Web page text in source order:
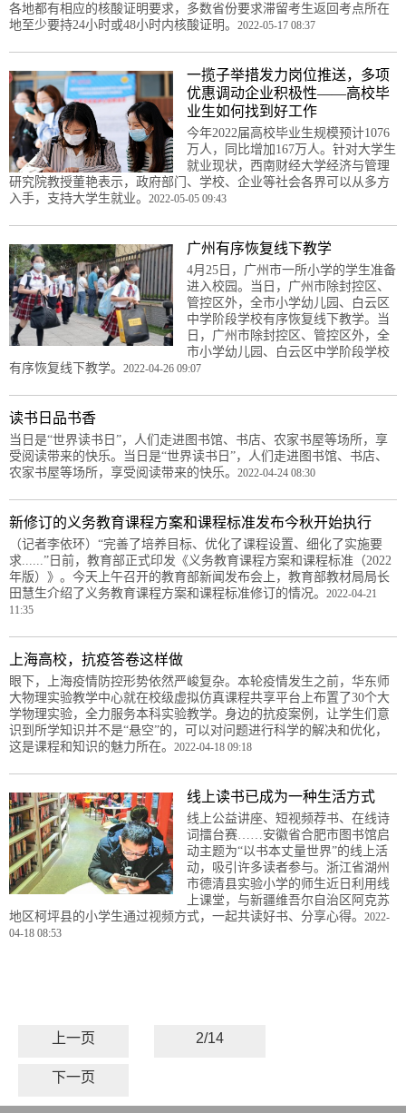
各地都有相应的核酸证明要求，多数省份要求滞留考生返回考点所在
地至少要持24小时或48小时内核酸证明。 2022-05-17 08:37
一揽子举措发力岗位推送，多项
优惠调动企业积极性——高校毕
业生如何找到好工作
今年2022届高校毕业生规模预计1076
万人，同比增加167万人。针对大学生
就业现状，西南财经大学经济与管理
研究院教授董艳表示，政府部门、学校、企业等社会各界可以从多方
入手，支持大学生就业。 2022-05-05 09:43
广州有序恢复线下教学
4月25日，广州市一所小学的学生准备
进入校园。当日，广州市除封控区、
管控区外，全市小学幼儿园、白云区
中学阶段学校有序恢复线下教学。当
日，广州市除封控区、管控区外，全
市小学幼儿园、白云区中学阶段学校
有序恢复线下教学。 2022-04-26 09:07
读书日品书香
当日是“世界读书日”，人们走进图书馆、书店、农家书屋等场所，享
受阅读带来的快乐。当日是“世界读书日”，人们走进图书馆、书店、
农家书屋等场所，享受阅读带来的快乐。 2022-04-24 08:30
新修订的义务教育课程方案和课程标准发布今秋开始执行
（记者李依环）“完善了培养目标、优化了课程设置、细化了实施要
求......”日前，教育部正式印发《义务教育课程方案和课程标准（2022
年版）》。今天上午召开的教育部新闻发布会上，教育部教材局局长
田慧生介绍了义务教育课程方案和课程标准修订的情况。 2022-04-21
11:35
上海高校，抗疫答卷这样做
眼下，上海疫情防控形势依然严峻复杂。本轮疫情发生之前，华东师
大物理实验教学中心就在校级虚拟仿真课程共享平台上布置了30个大
学物理实验，全力服务本科实验教学。身边的抗疫案例，让学生们意
识到所学知识并不是“悬空”的，可以对问题进行科学的解决和优化，
这是课程和知识的魅力所在。 2022-04-18 09:18
线上读书已成为一种生活方式
线上公益讲座、短视频荐书、在线诗
词擂台赛……安徽省合肥市图书馆启
动主题为“以书本丈量世界”的线上活
动，吸引许多读者参与。浙江省湖州
市德清县实验小学的师生近日利用线
上课堂，与新疆维吾尔自治区阿克苏
地区柯坪县的小学生通过视频方式，一起共读好书、分享心得。 2022-
04-18 08:53
上一页 2/14
下一页